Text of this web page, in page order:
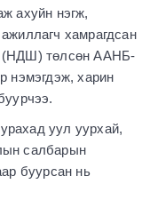
ахуйн нэгж,
хамрагдсан
(НДШ) төлсөн ААНБ-
нэмэгдэж, харин
уул уурхай,
салбарын
буурсан нь